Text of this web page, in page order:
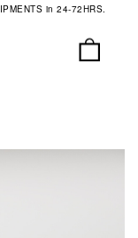
in 24-72HRS.